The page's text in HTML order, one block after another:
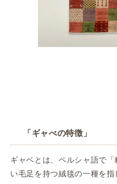
「ギャべの特徴」
ギャベとは、ペルシャ語で
い毛足を持つ絨毯の一種を指